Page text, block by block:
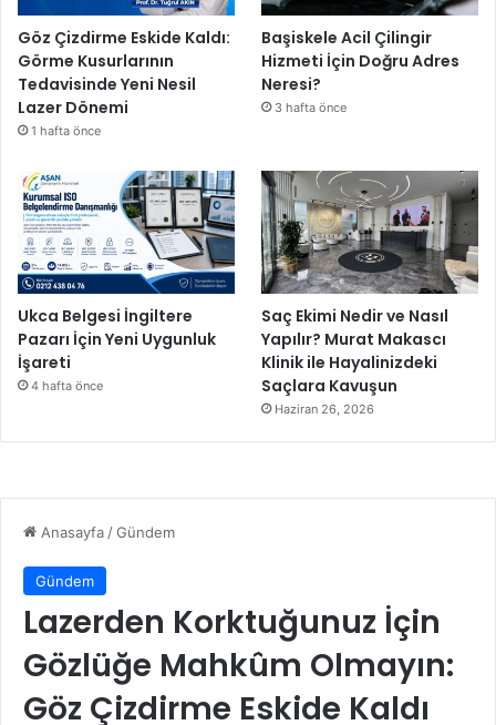
Göz Çizdirme Eskide Kaldı:
Görme Kusurlarının
Tedavisinde Yeni Nesil
Lazer Dönemi
1 hafta önce
Başiskele Acil Çilingir
Hizmeti İçin Doğru Adres
Neresi?
3 hafta önce
Ukca Belgesi İngiltere
Pazarı İçin Yeni Uygunluk
İşareti
4 hafta önce
Saç Ekimi Nedir ve Nasıl
Yapılır? Murat Makascı
Klinik ile Hayalinizdeki
Saçlara Kavuşun
Haziran 26, 2026